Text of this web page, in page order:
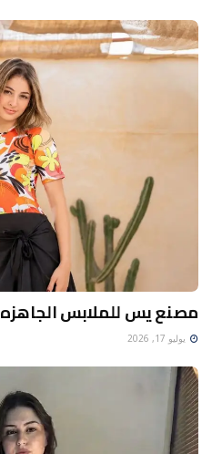
مصنع يس للملابس الجاهزه
يوليو 17, 2026